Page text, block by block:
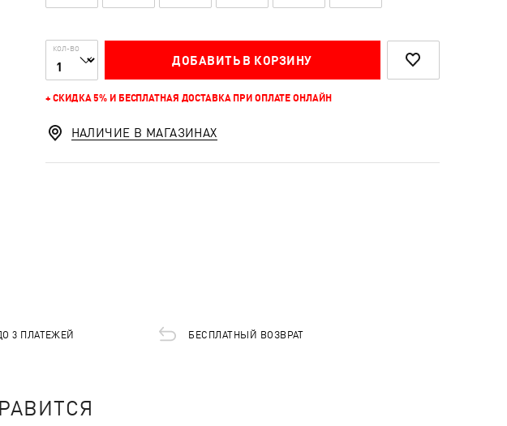
КОЛ-ВО
ДОБАВИТЬ В КОРЗИНУ
+ СКИДКА 5% И БЕСПЛАТНАЯ ДОСТАВКА ПРИ ОПЛАТЕ ОНЛАЙН
НАЛИЧИЕ В МАГАЗИНАХ
3 ПЛАТЕЖЕЙ БЕСПЛАТНЫЙ ВОЗВРАТ